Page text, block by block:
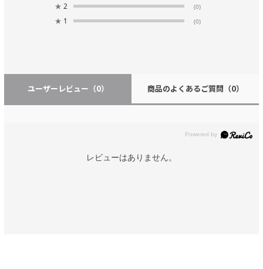
★ 2 (0)
★ 1 (0)
ユーザーレビュー （0） 商品のよくあるご質問 （0）
レビューはありません。